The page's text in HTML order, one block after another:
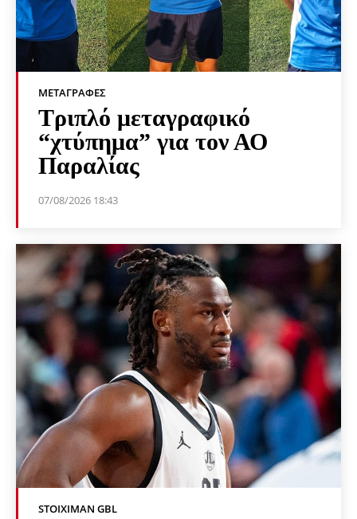
ΜΕΤΑΓΡΑΦΈΣ
Τριπλό μεταγραφικό
“χτύπημα” για τον ΑΟ
Παραλίας
07/08/2026 18:43
STOIXIMAN GBL